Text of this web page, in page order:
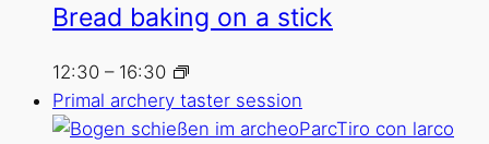
Bread baking on a stick
12:30 – 16:30
Primal archery taster session